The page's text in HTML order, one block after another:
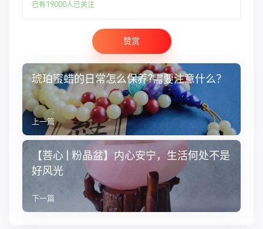
已有19000人已关注
赞赏
琥珀蜜蜡的日常怎么保养?需要注意什么？
上一篇
【菩心 | 粉晶盆】内心安宁，生活何处不是
好风光
下一篇